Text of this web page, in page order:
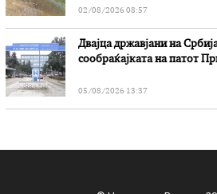
02/08/2026 08:57
Двајца државјани на
сообраќајката на патот
05/08/2026 13:37